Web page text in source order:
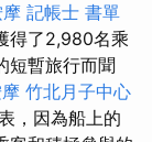
記帳士 書單
得了2,980名乘
短暫旅行而聞
竹北月子中心
，因為船上的